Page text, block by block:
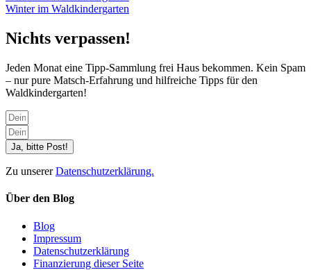
Winter im Waldkindergarten
Nichts verpassen!
Jeden Monat eine Tipp-Sammlung frei Haus bekommen. Kein Spam
– nur pure Matsch-Erfahrung und hilfreiche Tipps für den
Waldkindergarten!
Ja, bitte Post!
Zu unsererDatenschutzerklärung.
Über den Blog
Blog
Impressum
Datenschutzerklärung
Finanzierung dieser Seite